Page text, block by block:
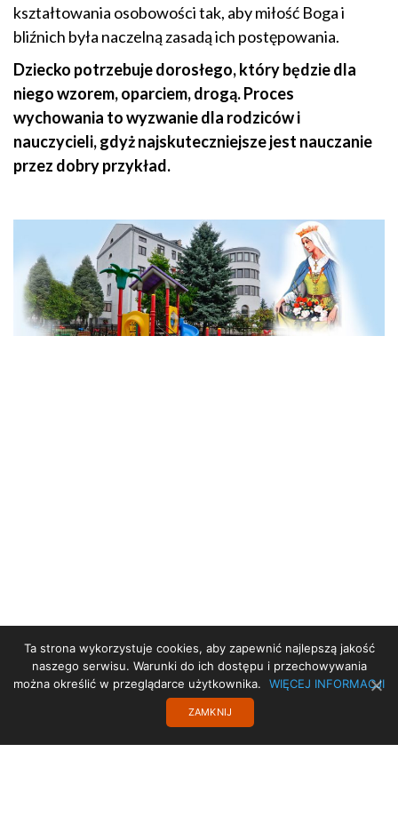
kształtowania osobowości tak, aby miłość Boga i
bliźnich była naczelną zasadą ich postępowania.
Dziecko potrzebuje dorosłego, który będzie dla
niego wzorem, oparciem, drogą. Proces
wychowania to wyzwanie dla rodziców i
nauczycieli, gdyż najskuteczniejsze jest nauczanie
przez dobry przykład.
Ta strona wykorzystuje cookies, aby zapewnić najlepszą jakość
naszego serwisu. Warunki do ich dostępu i przechowywania
można określić w przeglądarce użytkownika.
WIĘCEJ INFORMACJI
ZAMKNIJ
STRONA GŁÓWNA
PROJEKT UE
POLITYKA PRYWATNOŚCI